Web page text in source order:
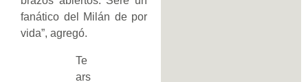
fanático del Milán de por
vida”, agregó.
Te
ars